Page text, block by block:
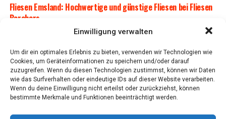
Einwilligung verwalten
Um dir ein optimales Erlebnis zu bieten, verwenden wir Technologien wie
Cookies, um Geräteinformationen zu speichern und/oder darauf
zuzugreifen. Wenn du diesen Technologien zustimmst, können wir Daten
wie das Surfverhalten oder eindeutige IDs auf dieser Website verarbeiten.
Wenn du deine Einwilligung nicht erteilst oder zurückziehst, können
bestimmte Merkmale und Funktionen beeinträchtigt werden.
KOGA Evia
Opti­ma­ler Fahr­kom­fort mit KOGA
Evia aus dem Emsland
Flie­sen Ems­land: Hoch­wer­ti­ge und güns­ti­ge Flie­sen bei Flie­sen
Borchers
Ent­de­cken Sie bei Flie­sen Bor­chers im Ems­land eine
brei­te Aus­wahl an hoch­wer­ti­gen und güns­ti­gen Flie­sen.
Erfah­ren Sie, wor­auf Sie beim Kauf ach­ten soll­ten, um
die bes­ten Flie­sen für Ihr Zuhau­se zu finden.
War­um Flie­sen Bor­chers die bes­te